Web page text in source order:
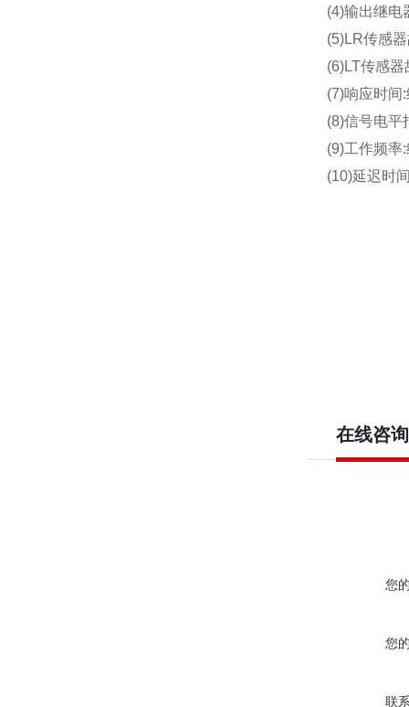
(4)输出继电
(5)LR传感
(6)LT传感
(7)响应时间
(8)信号电平
(9)工作频率
(10)延迟时
在线咨询
您
您
联